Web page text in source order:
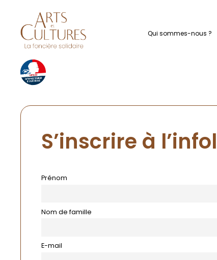
La Qui sommes-nous ?
S’inscrire à
Prénom
Nom de famille
E-mail